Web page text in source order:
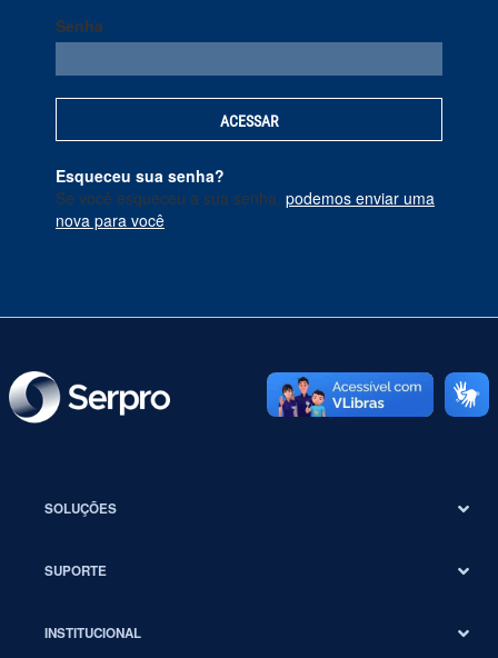
Senha
Esqueceu sua senha?
Se você esqueceu a sua senha, podemos enviar uma
nova para você
SOLUÇÕES
SUPORTE
INSTITUCIONAL